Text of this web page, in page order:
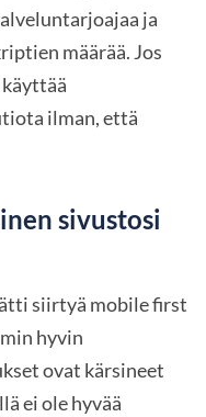
ja
määrää. Jos
ilman, että
sivustosi
siirtyä mobile first
hyvin
ovat kärsineet
ei ole hyvää